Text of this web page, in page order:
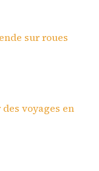
sur roues
voyages en